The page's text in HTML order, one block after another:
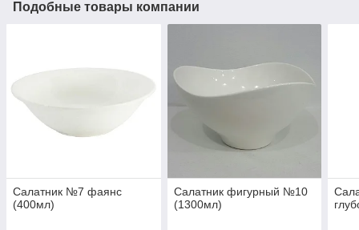
Подобные товары компании
Салатник №7 фаянс
(400мл)
Салатник фигурный №10
(1300мл)